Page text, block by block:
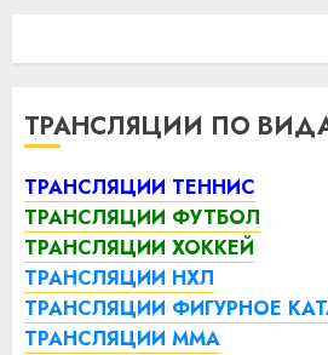
ТРАНСЛЯЦИИ ПО
ТРАНСЛЯЦИИ ТЕННИС
ТРАНСЛЯЦИИ ФУТБОЛ
ТРАНСЛЯЦИИ ХОККЕЙ
ТРАНСЛЯЦИИ НХЛ
ТРАНСЛЯЦИИ ФИГУРНОЕ
ТРАНСЛЯЦИИ ММА